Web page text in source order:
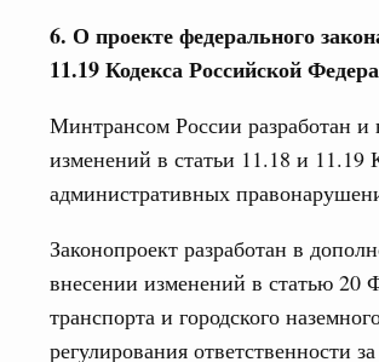
6. О проекте федерального
11.19 Кодекса Российской
Минтрансом России разработан и
изменений в статьи 11.18 и 11.19
административных
Законопроект разработан в
внесении изменений в статью 20
транспорта и городского
регулирования ответственности
Общие вопросы промышленной политики
провёл заседание
промышленности
Регулирование в сфере строительства
Более 130
значения построено под